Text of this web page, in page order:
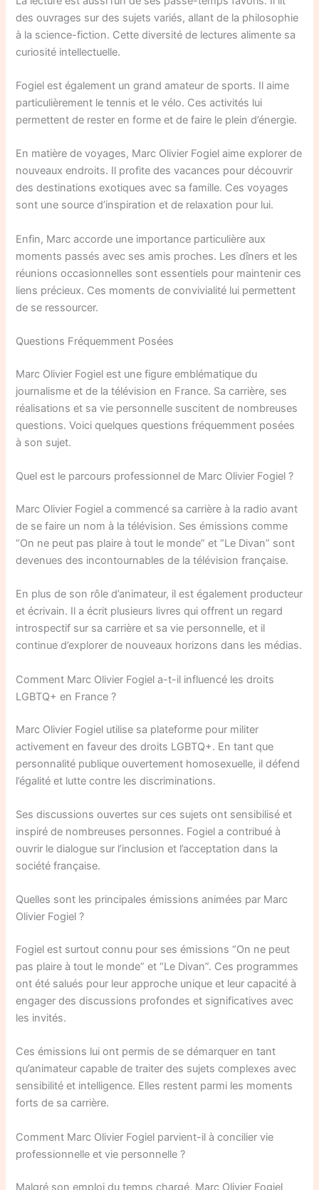
des ouvrages sur des sujets variés, allant de la philosophie
à la science-fiction. Cette diversité de lectures alimente sa
curiosité intellectuelle.
Fogiel est également un grand amateur de sports. Il aime
particulièrement le tennis et le vélo. Ces activités lui
permettent de rester en forme et de faire le plein d’énergie.
En matière de voyages, Marc Olivier Fogiel aime explorer de
nouveaux endroits. Il profite des vacances pour découvrir
des destinations exotiques avec sa famille. Ces voyages
sont une source d’inspiration et de relaxation pour lui.
Enfin, Marc accorde une importance particulière aux
moments passés avec ses amis proches. Les dîners et les
réunions occasionnelles sont essentiels pour maintenir ces
liens précieux. Ces moments de convivialité lui permettent
de se ressourcer.
Questions Fréquemment Posées
Marc Olivier Fogiel est une figure emblématique du
journalisme et de la télévision en France. Sa carrière, ses
réalisations et sa vie personnelle suscitent de nombreuses
questions. Voici quelques questions fréquemment posées
à son sujet.
Quel est le parcours professionnel de Marc Olivier Fogiel ?
Marc Olivier Fogiel a commencé sa carrière à la radio avant
de se faire un nom à la télévision. Ses émissions comme
“On ne peut pas plaire à tout le monde” et “Le Divan” sont
devenues des incontournables de la télévision française.
En plus de son rôle d’animateur, il est également producteur
et écrivain. Il a écrit plusieurs livres qui offrent un regard
introspectif sur sa carrière et sa vie personnelle, et il
continue d’explorer de nouveaux horizons dans les médias.
Comment Marc Olivier Fogiel a-t-il influencé les droits
LGBTQ+ en France ?
Marc Olivier Fogiel utilise sa plateforme pour militer
activement en faveur des droits LGBTQ+. En tant que
personnalité publique ouvertement homosexuelle, il défend
l’égalité et lutte contre les discriminations.
Ses discussions ouvertes sur ces sujets ont sensibilisé et
inspiré de nombreuses personnes. Fogiel a contribué à
ouvrir le dialogue sur l’inclusion et l’acceptation dans la
société française.
Quelles sont les principales émissions animées par Marc
Olivier Fogiel ?
Fogiel est surtout connu pour ses émissions “On ne peut
pas plaire à tout le monde” et “Le Divan”. Ces programmes
ont été salués pour leur approche unique et leur capacité à
engager des discussions profondes et significatives avec
les invités.
Ces émissions lui ont permis de se démarquer en tant
qu’animateur capable de traiter des sujets complexes avec
sensibilité et intelligence. Elles restent parmi les moments
forts de sa carrière.
Comment Marc Olivier Fogiel parvient-il à concilier vie
professionnelle et vie personnelle ?
Malgré son emploi du temps chargé, Marc Olivier Fogiel